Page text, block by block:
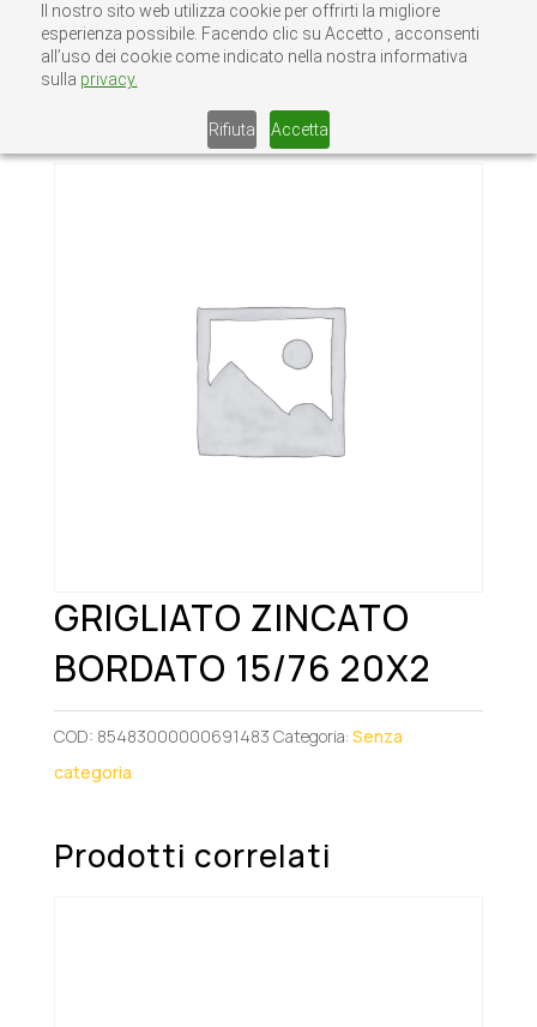
Il nostro sito web utilizza cookie per offrirti la migliore
esperienza possibile. Facendo clic su Accetto , acconsenti
all’uso dei cookie come indicato nella nostra informativa
sulla privacy.
Rifiuta Accetta
Home/Senza categoria
ZINCATO BORDATO 15/76 20X2
GRIGLIATO ZINCATO
BORDATO 15/76 20X2
COD: 85483000000691483 Categoria: Senza
categoria
Prodotti correlati